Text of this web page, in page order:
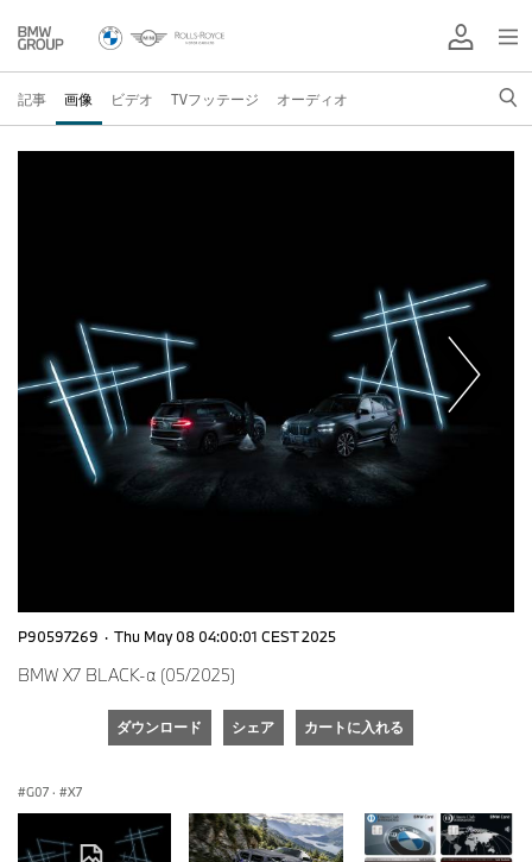
記事 画像 ビデオ TVフッテージ オーディオ
P90597269 · Thu May 08 04:00:01 CEST 2025
BMW X7 BLACK-α (05/2025)
ダウンロード シェア カートに入れる
G07 · X7